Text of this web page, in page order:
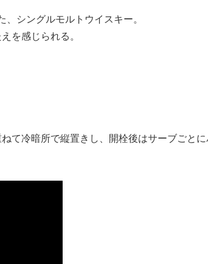
シングルモルトウイスキー。
を感じられる。
て冷暗所で縦置きし、開栓後はサーブごと